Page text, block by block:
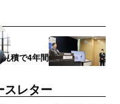
見積で4年間
スレター